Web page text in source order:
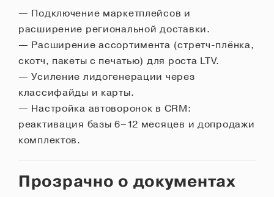
— Подключение маркетплейсов и
расширение региональной доставки.
— Расширение ассортимента (стретч-плёнка,
скотч, пакеты с печатью) для роста LTV.
— Усиление лидогенерации через
классифайды и карты.
— Настройка автоворонок в CRM:
реактивация базы 6–12 месяцев и допродажи
комплектов.
Прозрачно о документах
Подтверждаю согласие на
обработку персональных данных
Оставить заявку
Подтверждаю согласие на обработку
Оставить отзыв